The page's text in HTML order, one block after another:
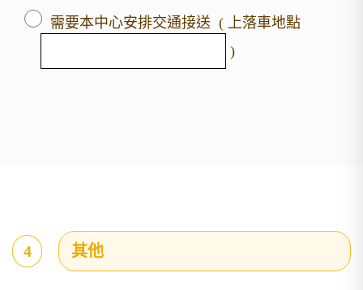
需要本中心安排交通接送 ( 上落車地點
)
4 其他